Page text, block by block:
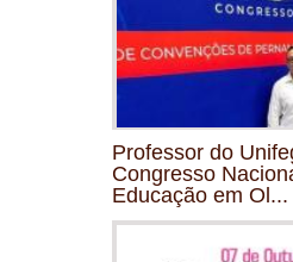
Professor do
Congresso
Educação em Ol...